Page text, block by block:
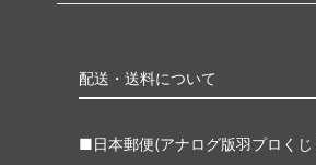
配送・送料について
■日本郵便(アナログ版羽プロく